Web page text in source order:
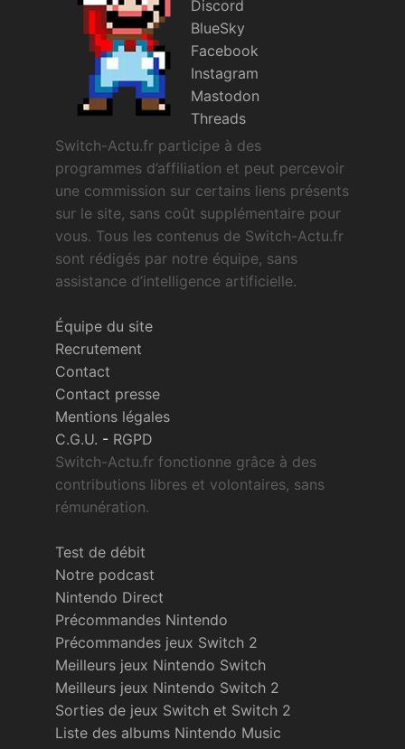
Discord
BlueSky
Facebook
Instagram
Mastodon
Threads
Switch-Actu.fr participe à des
programmes d’affiliation et peut percevoir
une commission sur certains liens présents
sur le site, sans coût supplémentaire pour
vous. Tous les contenus de Switch-Actu.fr
sont rédigés par notre équipe, sans
assistance d’intelligence artificielle.
Équipe du site
Recrutement
Contact
Contact presse
Mentions légales
C.G.U. - RGPD
Switch-Actu.fr fonctionne grâce à des
contributions libres et volontaires, sans
rémunération.
Test de débit
Notre podcast
Nintendo Direct
Précommandes Nintendo
Précommandes jeux Switch 2
Meilleurs jeux Nintendo Switch
Meilleurs jeux Nintendo Switch 2
Sorties de jeux Switch et Switch 2
Liste des albums Nintendo Music